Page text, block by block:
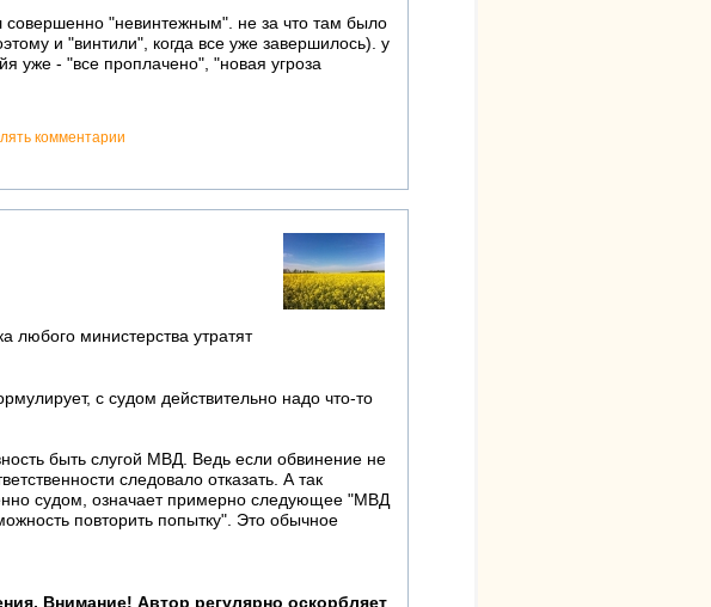
"невинтежным". не за что там было
и "винтили", когда все уже завершилось). у
уже - "все проплачено", "новая угроза
комментарии
любого министерства утратят
с судом действительно надо что-то
быть слугой МВД. Ведь если обвинение не
следовало отказать. А так
судом, означает примерно следующее "МВД
повторить попытку". Это обычное
Внимание! Автор регулярно оскорбляет